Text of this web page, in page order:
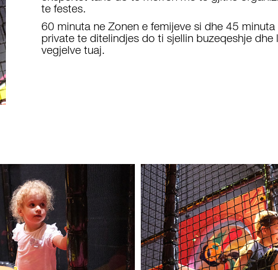
te festes.
60 minuta ne Zonen e femijeve si dhe 45
private te ditelindjes do ti sjellin buzeqeshje dhe
vegjelve tuaj.